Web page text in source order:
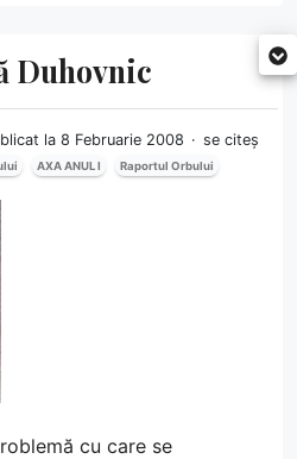
Duhovnic
la 8 Februarie 2008
se citeș
AXA ANUL I Raportul Orbului
cu care se